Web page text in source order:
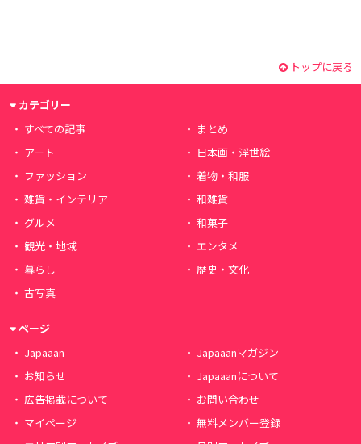
トップに戻る
カテゴリー
すべての記事
まとめ
アート
日本画・浮世絵
ファッション
着物・和服
雑貨・インテリア
和雑貨
グルメ
和菓子
観光・地域
エンタメ
暮らし
歴史・文化
古写真
ページ
Japaaan
Japaaanマガジン
お知らせ
Japaaanについて
広告掲載について
お問い合わせ
マイページ
無料メンバー登録